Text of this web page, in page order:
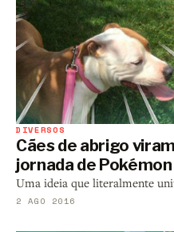
DIVERSOS
Cães de abrigo
jornada de Pokémon
Uma ideia que literalmente
2 AGO 2016